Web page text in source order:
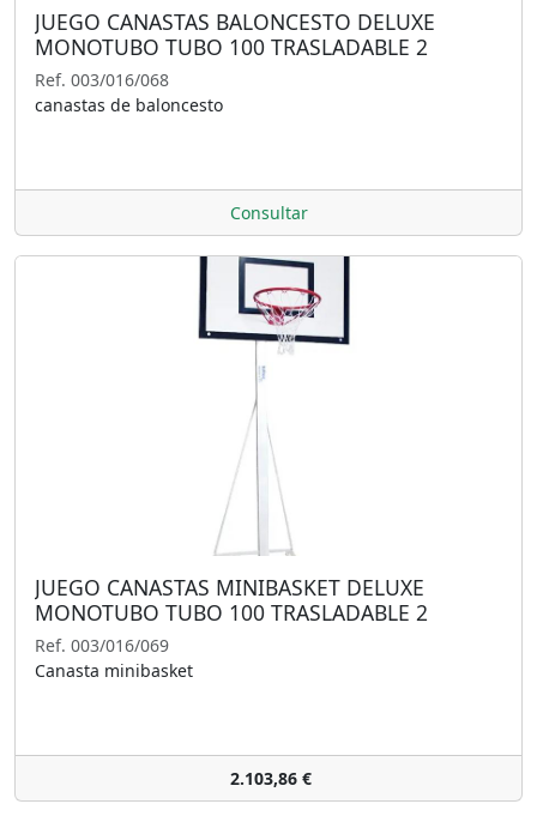
JUEGO CANASTAS BALONCESTO DELUXE
MONOTUBO TUBO 100 TRASLADABLE 2
RUEDAS CON CARRO (SIN TABLERO, ARO)
Ref. 003/016/068
canastas de baloncesto
Consultar
JUEGO CANASTAS MINIBASKET DELUXE
MONOTUBO TUBO 100 TRASLADABLE 2
RUEDAS CON CARRO (SIN TABLERO, ARO)
Ref. 003/016/069
Canasta minibasket
2.103,86 €